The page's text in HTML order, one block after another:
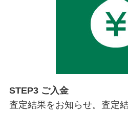
STEP3 ご入金
査定結果をお知らせ。査定